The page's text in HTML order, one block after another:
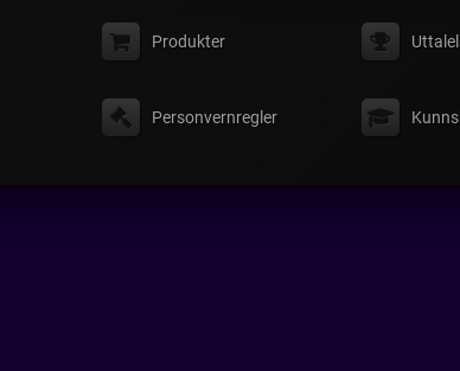
Produkter
Personvernregler